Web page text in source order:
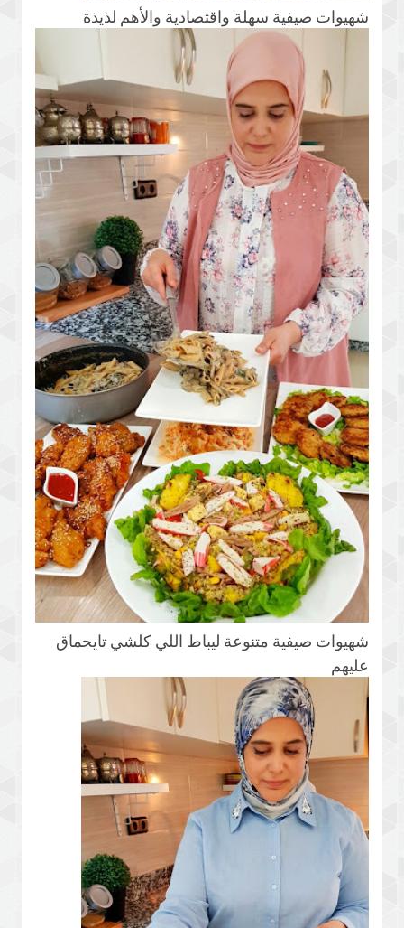
شهيوات صيفية سهلة واقتصادية والأهم لذيذة
شهيوات صيفية متنوعة ليباط اللي كلشي تايحماق
عليهم